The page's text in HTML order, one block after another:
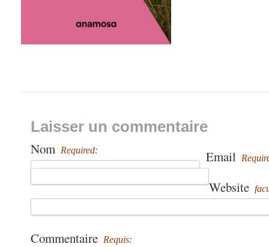
Laisser un commentaire
Nom Required: Email
Website
Commentaire Requis: